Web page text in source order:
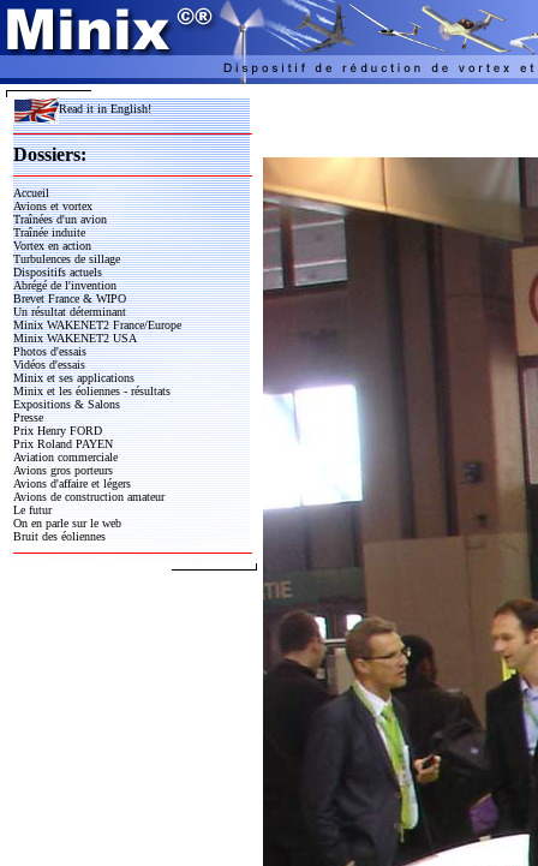
Read it in English!
Dossiers:
Accueil
Avions et vortex
Traînées d'un avion
Traînée induite
Vortex en action
Turbulences de sillage
Dispositifs actuels
Abrégé de l'invention
Brevet France & WIPO
Un résultat déterminant
Minix WAKENET2 France/Europe
Minix WAKENET2 USA
Photos d'essais
Vidéos d'essais
Minix et ses applications
Minix et les éoliennes - résultats
Expositions & Salons
Presse
Prix Henry FORD
Prix Roland PAYEN
Aviation commerciale
Avions gros porteurs
Avions d'affaire et légers
Avions de construction amateur
Le futur
On en parle sur le web
Bruit des éoliennes